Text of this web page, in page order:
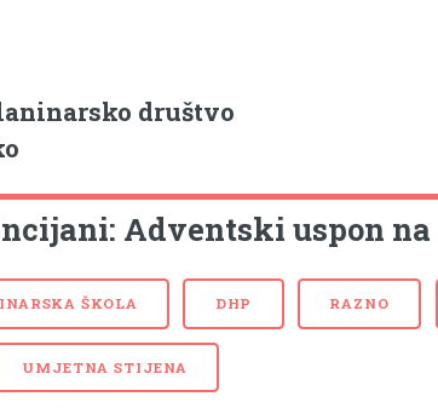
društvo
Adventski uspon na
ŠKOLA DHP RAZNO
UMJETNA STIJENA